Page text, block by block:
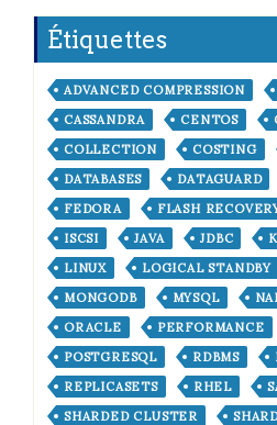
Étiquettes
ADVANCED COMPRESSION
CASSANDRA
CENTOS
COLLECTION
COSTING
DATABASES
DATAGUARD
FEDORA
FLASH
ISCSI
JAVA JDBC
LINUX
LOGICAL STANDBY
MONGODB
MYSQL
ORACLE
PERFORMANCE
POSTGRESQL
RDBMS
REPLICASETS
RHEL
SHARDED CLUSTER